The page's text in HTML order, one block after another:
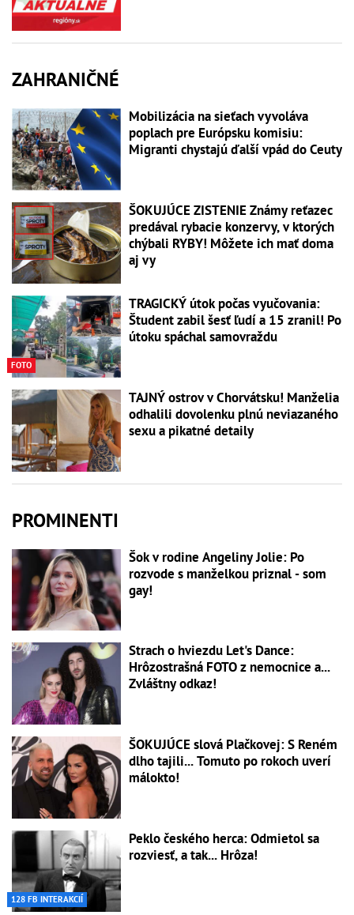
ZAHRANIČNÉ
Mobilizácia na sieťach vyvoláva
poplach pre Európsku komisiu:
Migranti chystajú ďalší vpád do Ceuty
ŠOKUJÚCE ZISTENIE Známy reťazec
predával rybacie konzervy, v ktorých
chýbali RYBY! Môžete ich mať doma
aj vy
FOTO
TRAGICKÝ útok počas vyučovania:
Študent zabil šesť ľudí a 15 zranil! Po
útoku spáchal samovraždu
TAJNÝ ostrov v Chorvátsku! Manželia
odhalili dovolenku plnú neviazaného
sexu a pikatné detaily
PROMINENTI
Šok v rodine Angeliny Jolie: Po
rozvode s manželkou priznal - som
gay!
Strach o hviezdu Let's Dance:
Hrôzostrašná FOTO z nemocnice a...
Zvláštny odkaz!
ŠOKUJÚCE slová Plačkovej: S Reném
dlho tajili... Tomuto po rokoch uverí
málokto!
128 FB INTERAKCIÍ
Peklo českého herca: Odmietol sa
rozviesť, a tak... Hrôza!